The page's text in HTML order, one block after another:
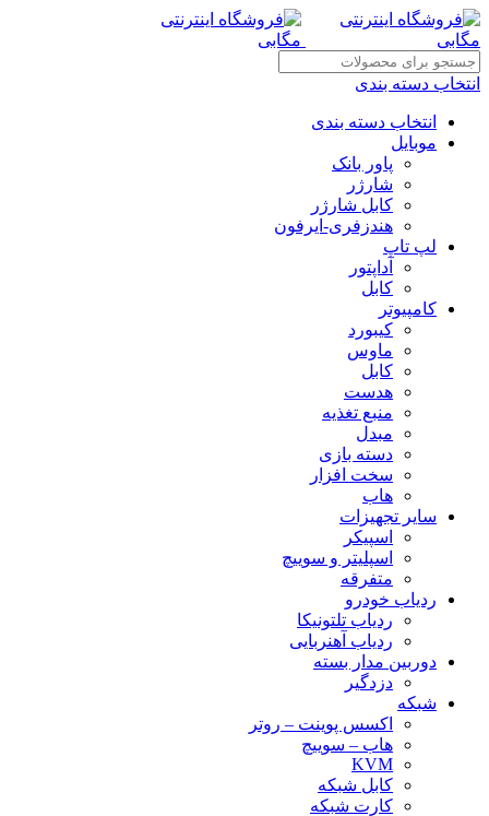
انتخاب دسته بندی
انتخاب دسته بندی
موبایل
پاور بانک
شارژر
کابل شارژر
هندزفری-ایرفون
لپ تاپ
آداپتور
کابل
کامپیوتر
کیبورد
ماوس
کابل
هدست
منبع تغذیه
مبدل
دسته بازی
سخت افزار
هاب
سایر تجهیزات
اسپیکر
اسپلیتر و سوییچ
متفرقه
ردیاب خودرو
ردیاب تلتونیکا
ردیاب آهنربایی
دوربین مدار بسته
دزدگیر
شبکه
اکسس پوینت – روتر
هاب – سوییچ
KVM
کابل شبکه
کارت شبکه